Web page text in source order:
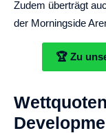
Zudem überträgt
der Morningside
🏆 Zu